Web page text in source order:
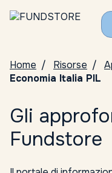
Home Risorse
Economia Italia PIL
Gli
Fundstore